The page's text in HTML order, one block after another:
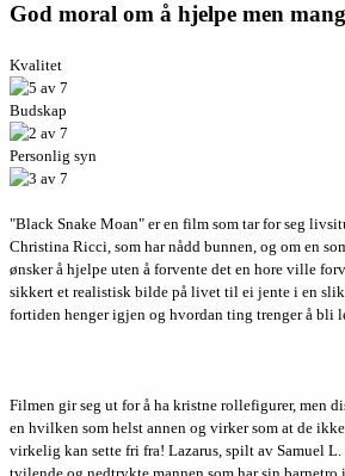
God moral om å hjelpe men
Kvalitet
Budskap
Personlig syn
"Black Snake Moan" er en film som tar for seg
Christina Ricci, som har nådd bunnen, og om en
ønsker å hjelpe uten å forvente det en hore ville
sikkert et realistisk bilde på livet til ei jente i en
fortiden henger igjen og hvordan ting trenger å bli
Filmen gir seg ut for å ha kristne rollefigurer, men
en hvilken som helst annen og virker som at de
virkelig kan sette fri fra! Lazarus, spilt av Samuel